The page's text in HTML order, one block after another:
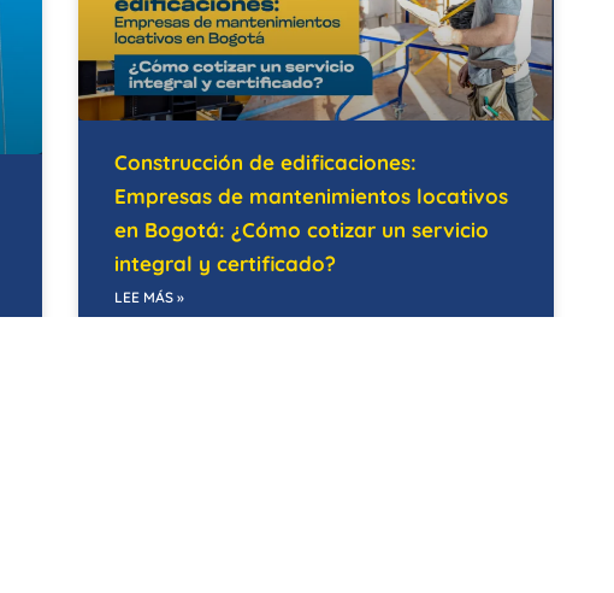
Construcción de edificaciones:
Empresas de mantenimientos locativos
en Bogotá: ¿Cómo cotizar un servicio
integral y certificado?
LEE MÁS »